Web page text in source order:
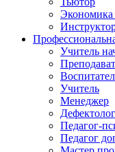
Учитель
Учитель
Менеджер
Дефектолог
Педагог-
Педагог